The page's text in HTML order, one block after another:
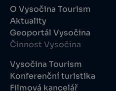
O Vysočina Tourism
Aktuality
Geoportál Vysočina
Činnost Vysočina
Vysočina Tourism
Konferenční turistika
Filmová kancelář